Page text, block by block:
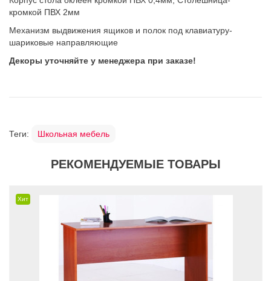
кромкой ПВХ 2мм
Механизм выдвижения ящиков и полок под клавиатуру-
шариковые направляющие
Декоры уточняйте у менеджера при заказе!
Теги: Школьная мебель
РЕКОМЕНДУЕМЫЕ ТОВАРЫ
Хит